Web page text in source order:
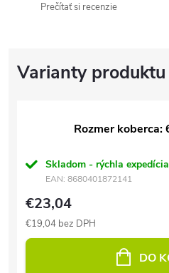
Prečítať si recenzie
Rozmer koberca:
Skladom - rýchla expedícia
EAN: 8680401872141
€23,04
€19,04 bez DPH
DO